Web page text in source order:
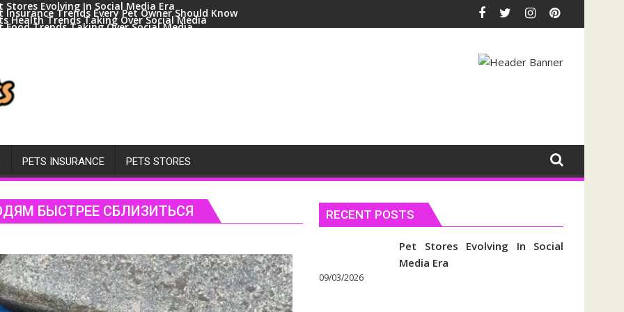
Stores Evolving In Social Media Era
Insurance Trends Every Pet Owner Should Know
Health Trends Taking Over Social Media
Food Trends Taking Over Social Media
PETS INSURANCE PETS STORES
БЫСТРЕЕ СБЛИЗИТЬСЯ RECENT POSTS
Pet Stores Evolving In Social
Media Era
09/03/2026